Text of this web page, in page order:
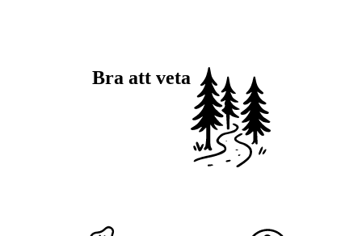
Bra att veta